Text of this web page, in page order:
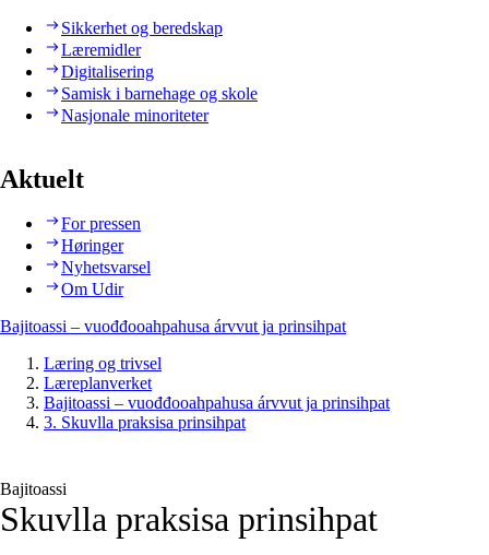
Sikkerhet og beredskap
Læremidler
Digitalisering
Samisk i barnehage og skole
Nasjonale minoriteter
Aktuelt
For pressen
Høringer
Nyhetsvarsel
Om Udir
Bajitoassi – vuođđooahpahusa árvvut ja prinsihpat
Læring og trivsel
Læreplanverket
Bajitoassi – vuođđooahpahusa árvvut ja prinsihpat
3. Skuvlla praksisa prinsihpat
Bajitoassi
Skuvlla praksisa prinsihpat